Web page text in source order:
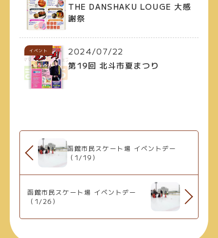
THE DANSHAKU LOUGE 大感
謝祭
イベント
2024/07/22
第19回 北斗市夏まつり
函館市民スケート場 イベントデー
（1/19）
函館市民スケート場 イベントデー
（1/26）